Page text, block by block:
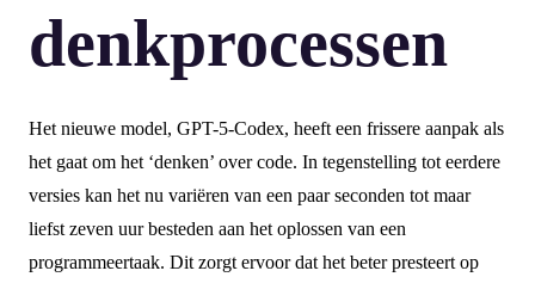
denkprocessen
Het nieuwe model, GPT-5-Codex, heeft een frissere aanpak als
het gaat om het ‘denken’ over code. In tegenstelling tot eerdere
versies kan het nu variëren van een paar seconden tot maar
liefst zeven uur besteden aan het oplossen van een
programmeertaak. Dit zorgt ervoor dat het beter presteert op